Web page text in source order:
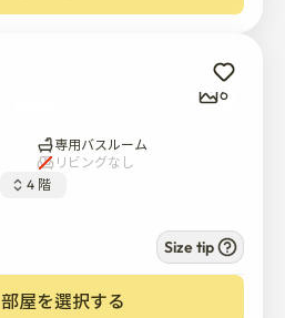
6
専用バスルーム
リビングなし
4 階
Size tip
部屋を選択する